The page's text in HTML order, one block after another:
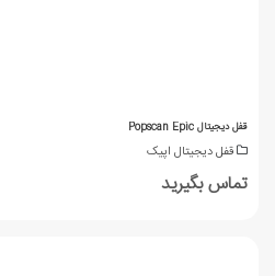
قفل دیجیتال Popscan Epic
قفل دیجیتال اپیک
تماس بگیرید